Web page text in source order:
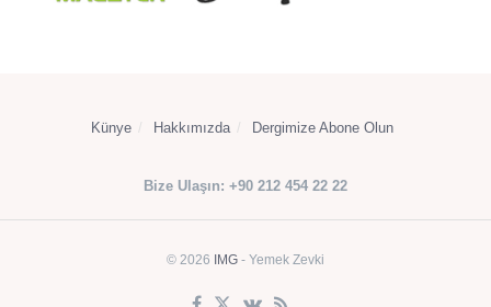
Künye Hakkımızda Dergimize Abone Olun
Bize Ulaşın: +90 212 454 22 22
© 2026 IMG - Yemek Zevki